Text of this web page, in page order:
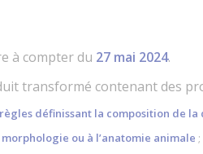
à compter du 27 mai 2024.
transformé contenant des
définissant la composition de
ou à l’anatomie animale ;